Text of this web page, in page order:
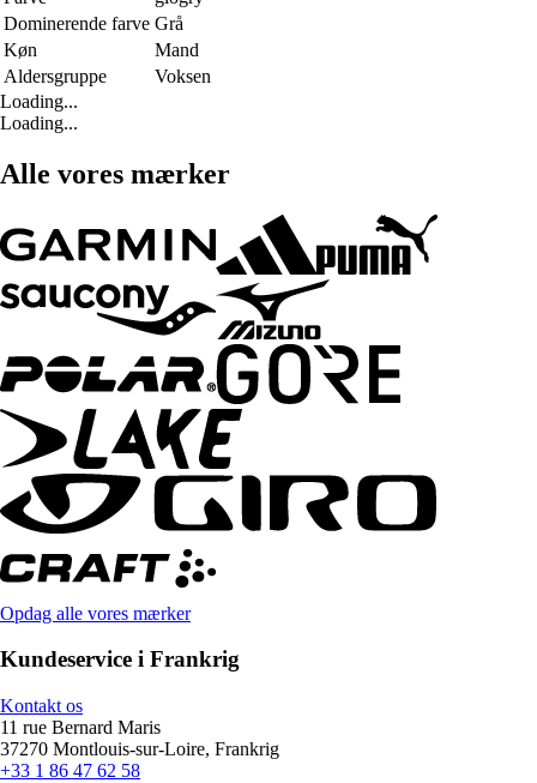
Dominerende farve Grå
Køn
Mand
Aldersgruppe
Voksen
Loading...
Loading...
Alle vores mærker
Opdag alle vores mærker
Kundeservice i Frankrig
Kontakt os
11 rue Bernard Maris
37270 Montlouis-sur-Loire, Frankrig
+33 1 86 47 62 58